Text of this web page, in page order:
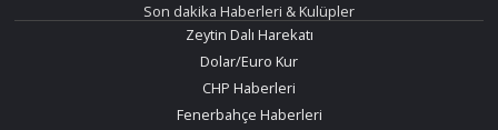
Son dakika Haberleri & Kulüpler
Zeytin Dalı Harekatı
Dolar/Euro Kur
CHP Haberleri
Fenerbahçe Haberleri